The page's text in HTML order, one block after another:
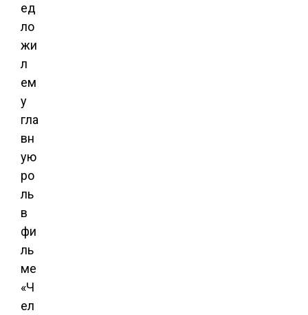
ед
ло
жи
л
ем
у
гла
вн
ую
ро
ль
в
фи
ль
ме
«Ч
ел